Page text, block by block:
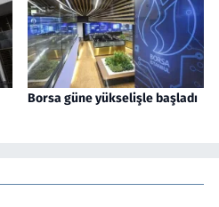
Borsa güne yükselişle başladı